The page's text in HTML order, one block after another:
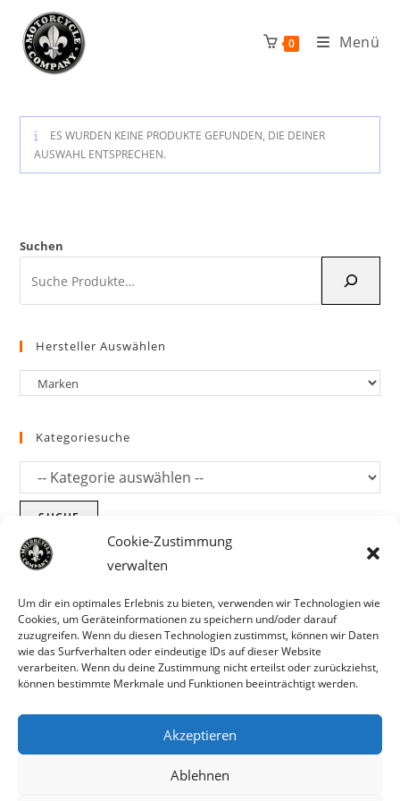
Cookie-Zustimmung
verwalten
Um dir ein optimales Erlebnis zu bieten, verwenden wir Technologien wie
Cookies, um Geräteinformationen zu speichern und/oder darauf
zuzugreifen. Wenn du diesen Technologien zustimmst, können wir Daten
wie das Surfverhalten oder eindeutige IDs auf dieser Website
verarbeiten. Wenn du deine Zustimmung nicht erteilst oder zurückziehst,
können bestimmte Merkmale und Funktionen beeinträchtigt werden.
Akzeptieren
Ablehnen
Parts für Harley Davidson, Indian und
Inhalt
springen
0 Menü
ES WURDEN KEINE PRODUKTE GEFUNDEN, DIE DEINER
AUSWAHL ENTSPRECHEN.
Suchen
Hersteller Auswählen
Kategoriesuche
SUCHE